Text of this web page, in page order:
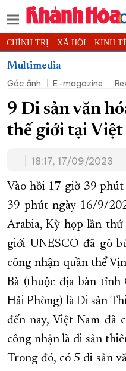
CHÍNH TRỊ XÃ HỘI KINH
THỂ THAO ĐỜI SỐNG
KHOA HỌC - CÔNG NGHỆ
THẾ GIỚI MULTIMEDIA
PODCAST THÔNG TIN -
TRƯỜNG SA BIỂN ĐẢO QUÊ
CHUNG TAY CẢI CÁCH HÀNH
XÂY DỰNG NÔNG THÔN MỚI
TÀU - XE - MÁY BAY
KỶ NIỆM 370 NĂM XÂY
KHOẢNH KHẮC ĐẸP XỨ TRẦM
XÂY DỰNG KHÁNH HÒA TRỞ
ĐẠI HỘI ĐẢNG CÁC CẤP
Multimedia
Góc ảnh
E-magazine
9 Di sản văn
thế giới tại Việt
18:17, 17/09/2023
Vào hồi 17 giờ 39
39 phút ngày 16/9/
Arabia, Kỳ họp lần thứ
giới UNESCO đã gõ
công nhận quần thể
Bà (thuộc địa bàn
Hải Phòng) là Di sản
đến nay, Việt Nam đã
công nhận là di sản
Trong đó, có 5 di sản